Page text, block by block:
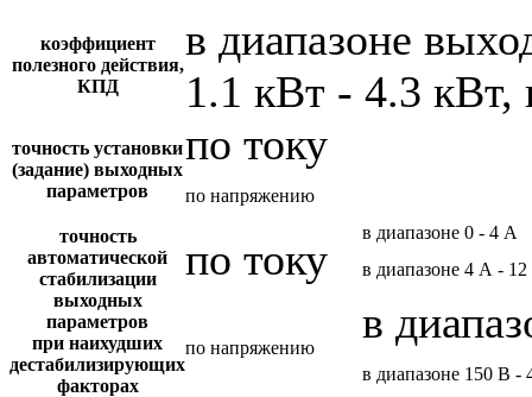
коэффициент
полезного действия,
КПД
в диапазоне
1.1 кВт - 4.3 кВт,
точность установки
(задание) выходных
параметров
по току
по напряжению
точность
автоматической
стабилизации
выходных
параметров
при наихудших
дестабилизирующих
факторах
по току
в диапазоне 0 - 4 А
в диапазоне 4 А -
по напряжению
в
в диапазоне 150 В -